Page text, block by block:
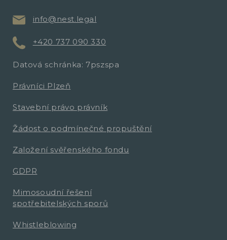
info@nest.legal
+420 737 090 330
Datová schránka: 7pszspa
Právníci Plzeň
Stavební právo právník
Žádost o podmínečné propuštění
Založení svěřenského fondu
GDPR
Mimosoudní řešení
spotřebitelských sporů
Whistleblowing